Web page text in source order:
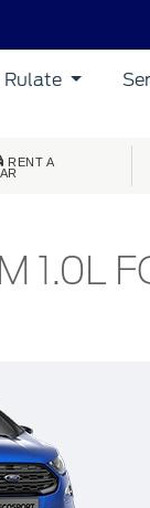
Rulate
RENT A
1.0L